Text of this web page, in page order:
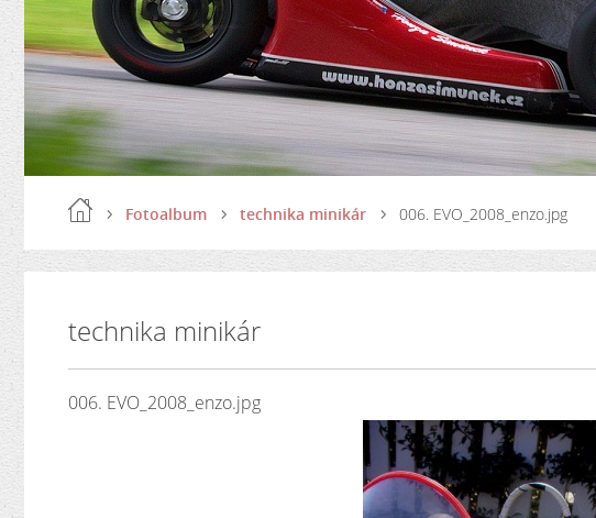
Fotoalbum technika minikár 006. EVO_2008_enzo.jpg
technika minikár
006. EVO_2008_enzo.jpg